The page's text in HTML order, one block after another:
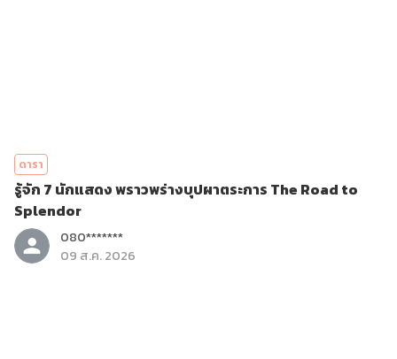
ดารา
รู้จัก 7 นักแสดง พราวพร่างบุปผาตระการ The Road to
Splendor
080*******
09 ส.ค. 2026